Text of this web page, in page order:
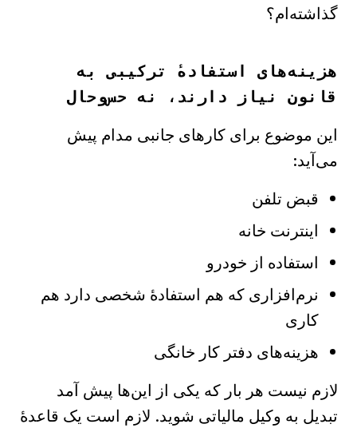
گذاشته‌ام؟
هزینه‌های استفادهٔ ترکیبی به
قانون نیاز دارند، نه حس‌وحال
این موضوع برای کارهای جانبی مدام پیش
می‌آید:
قبض تلفن
اینترنت خانه
استفاده از خودرو
نرم‌افزاری که هم استفادهٔ شخصی دارد هم
کاری
هزینه‌های دفتر کار خانگی
لازم نیست هر بار که یکی از این‌ها پیش آمد
تبدیل به وکیل مالیاتی شوید. لازم است یک قاعدهٔ